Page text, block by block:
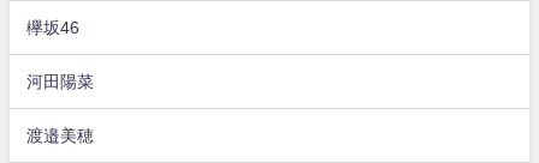
欅坂46
河田陽菜
渡邉美穂